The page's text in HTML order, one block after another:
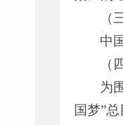
（
中
（
为
国梦”